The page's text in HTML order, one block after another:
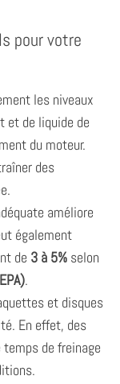
pour votre
les niveaux
et de liquide de
du moteur.
des
améliore
également
de 3 à 5%selon
.
et disques
En effet, des
de freinage